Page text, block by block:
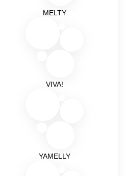
MELTY
VIVA!
YAMELLY